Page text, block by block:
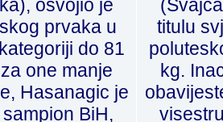
osvojio je
prvaka u
do 81
one manje
Hasanagic je
BiH,
titulu
kg.